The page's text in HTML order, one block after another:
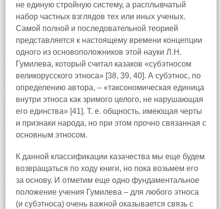
не единую стройную систему, а расплывчатый
набор частных взглядов тех или иных ученых.
Самой полной и последовательной теорией
представляется к настоящему времени концепции
одного из основоположников этой науки Л.Н.
Гумилева, который считал казаков «субэтносом
великорусского этноса» [38, 39, 40]. А субэтнос, по
определению автора, – «таксономическая единица
внутри этноса как зримого целого, не нарушающая
его единства» [41]. Т. е. общность, имеющая черты
и признаки народа, но при этом прочно связанная с
основным этносом.
К данной классификации казачества мы еще будем
возвращаться по ходу книги, но пока возьмем его
за основу. И отметим еще одно фундаментальное
положение учения Гумилева – для любого этноса
(и субэтноса) очень важной оказывается связь с